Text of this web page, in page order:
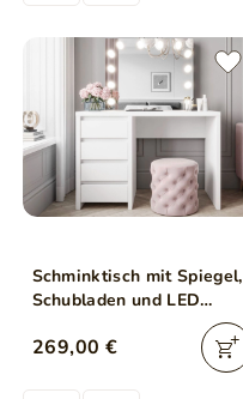
Schminktisch mit Spiegel,
Schubladen und LED
269,00 €